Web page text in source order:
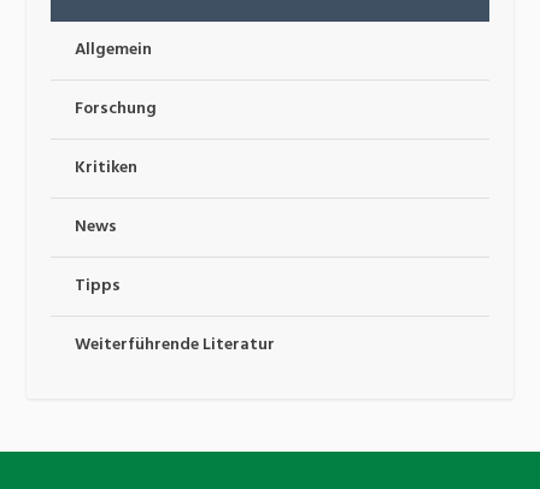
Allgemein
Forschung
Kritiken
News
Tipps
Weiterführende Literatur